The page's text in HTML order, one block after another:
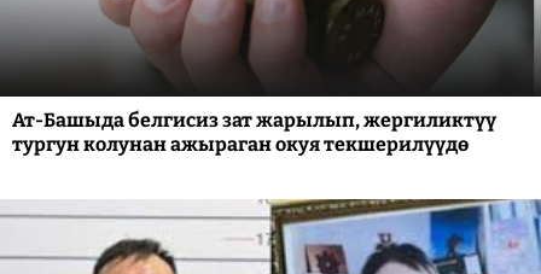
Ат-Башыда белгисиз зат жарылып, жергиликтүү
тургун колунан ажыраган окуя текшерилүүдө